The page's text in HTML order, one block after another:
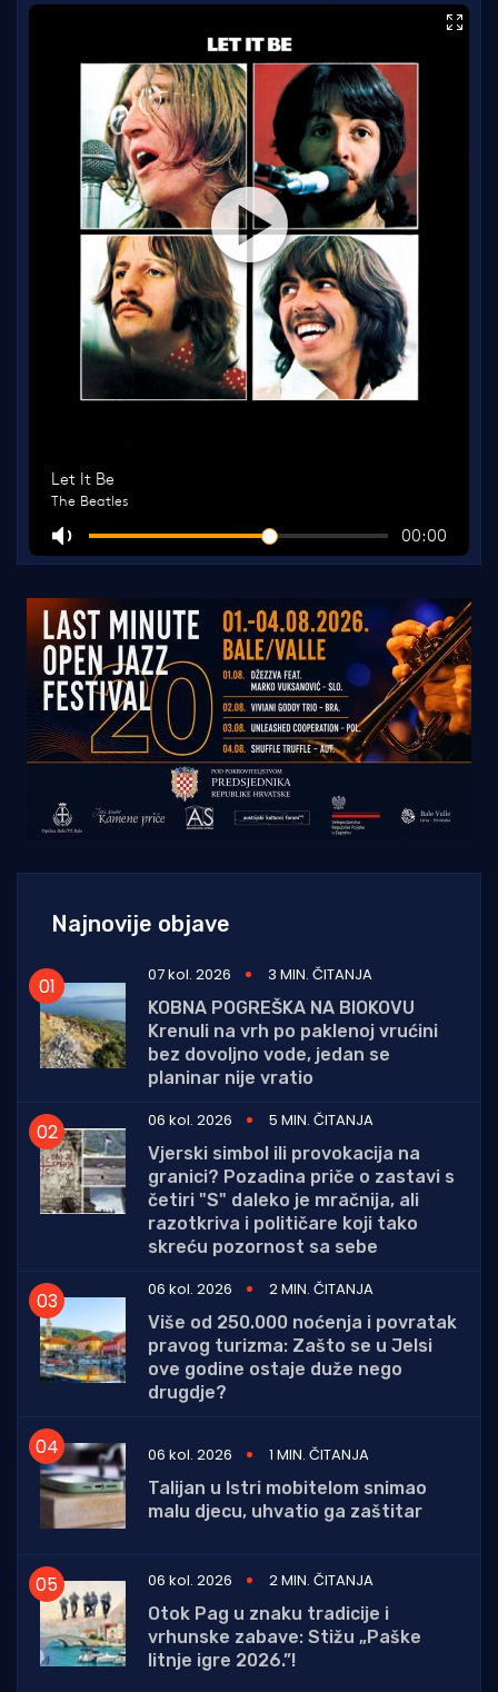
Najnovije objave
07 kol. 2026
3 MIN. ČITANJA
KOBNA POGREŠKA NA BIOKOVU
Krenuli na vrh po paklenoj vrućini
bez dovoljno vode, jedan se
planinar nije vratio
06 kol. 2026
5 MIN. ČITANJA
Vjerski simbol ili provokacija na
granici? Pozadina priče o zastavi s
četiri "S" daleko je mračnija, ali
razotkriva i političare koji tako
skreću pozornost sa sebe
06 kol. 2026
2 MIN. ČITANJA
Više od 250.000 noćenja i povratak
pravog turizma: Zašto se u Jelsi
ove godine ostaje duže nego
drugdje?
06 kol. 2026
1 MIN. ČITANJA
Talijan u Istri mobitelom snimao
malu djecu, uhvatio ga zaštitar
06 kol. 2026
2 MIN. ČITANJA
Otok Pag u znaku tradicije i
vrhunske zabave: Stižu „Paške
litnje igre 2026.”!